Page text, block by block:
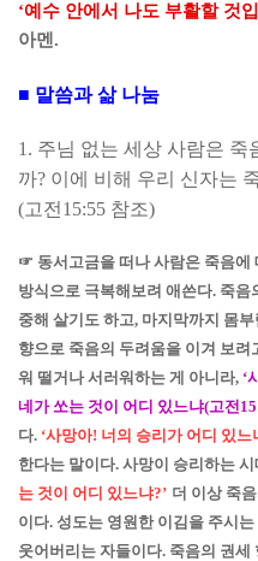
‘예수 안에서 나도 부활할 것
아멘 .
■ 말씀과 삶 나눔
1. 주님 없는 세상 사람은 죽
까? 이에 비해 우리 신자는
(고전 15:55 참조)
☞ 동서고금을 떠나 사람은 죽음에
방식으로 극복해보려 애쓴다. 죽음
중해 살기도 하고, 마지막까지 몸
향으로 죽음의 두려움을 이겨 보려
워 떨거나 서러워하는 게 아니라, ‘
네가 쏘는 것이 어디 있느냐(고전
다. ‘사망아! 너의 승리가 어디 있느
한다는 말이다. 사망이 승리하는
는 것이 어디 있느냐?’ 더 이상 죽
이다. 성도는 영원한 이김을 주시
웃어버리는 자들이다. 죽음의 권세